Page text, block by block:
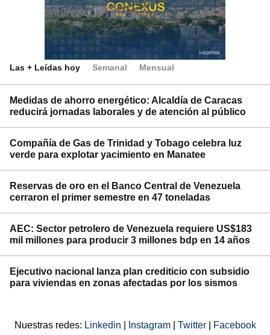
Las + Leídas hoy Semanal Mensual
Medidas de ahorro energético: Alcaldía de Caracas
reducirá jornadas laborales y de atención al público
Compañía de Gas de Trinidad y Tobago celebra luz
verde para explotar yacimiento en Manatee
Reservas de oro en el Banco Central de Venezuela
cerraron el primer semestre en 47 toneladas
AEC: Sector petrolero de Venezuela requiere US$183
mil millones para producir 3 millones bdp en 14 años
Ejecutivo nacional lanza plan crediticio con subsidio
para viviendas en zonas afectadas por los sismos
Nuestras redes: Linkedin Instagram Twitter Facebook